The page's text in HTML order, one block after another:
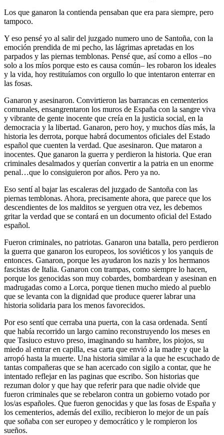
Los que ganaron la contienda pensaban que era para siempre, pero
tampoco.
Y eso pensé yo al salir del juzgado numero uno de Santoña, con la
emoción prendida de mi pecho, las lágrimas apretadas en los
parpados y las piernas temblonas. Pensé que, así como a ellos –no
solo a los míos porque esto es causa común– les robaron los ideales
y la vida, hoy restituíamos con orgullo lo que intentaron enterrar en
las fosas.
Ganaron y asesinaron. Convirtieron las barrancas en cementerios
comunales, ensangrentaron los muros de España con la sangre viva
y vibrante de gente inocente que creía en la justicia social, en la
democracia y la libertad. Ganaron, pero hoy, y muchos días más, la
historia les derrota, porque habrá documentos oficiales del Estado
español que cuenten la verdad. Que asesinaron. Que mataron a
inocentes. Que ganaron la guerra y perdieron la historia. Que eran
criminales desalmados y querían convertir a la patria en un enorme
penal…que lo consiguieron por años. Pero ya no.
Eso sentí al bajar las escaleras del juzgado de Santoña con las
piernas temblonas. Ahora, precisamente ahora, que parece que los
descendientes de los malditos se yerguen otra vez, les debemos
gritar la verdad que se contará en un documento oficial del Estado
español.
Fueron criminales, no patriotas. Ganaron una batalla, pero perdieron
la guerra que ganaron los europeos, los soviéticos y los yanquis de
entonces. Ganaron, porque les ayudaron los nazis y los hermanos
fascistas de Italia. Ganaron con trampas, como siempre lo hacen,
porque los genocidas son muy cobardes, bombardean y asesinan en
madrugadas como a Lorca, porque tienen mucho miedo al pueblo
que se levanta con la dignidad que produce querer labrar una
historia solidaria para los menos favorecidos.
Por eso sentí que cerraba una puerta, con la casa ordenada. Sentí
que había recorrido un largo camino reconstruyendo los meses en
que Tasiuco estuvo preso, imaginando su hambre, los piojos, su
miedo al entrar en capilla, esa carta que envió a la madre y que la
arropó hasta la muerte. Una historia similar a la que he escuchado de
tantas compañeras que se han acercado con sigilo a contar, que he
intentado reflejar en las paginas que escribo. Son historias que
rezuman dolor y que hay que referir para que nadie olvide que
fueron criminales que se rebelaron contra un gobierno votado por
los/as españoles. Que fueron genocidas y que las fosas de España y
los cementerios, además del exilio, recibieron lo mejor de un país
que soñaba con ser europeo y democrático y le rompieron los
sueños.